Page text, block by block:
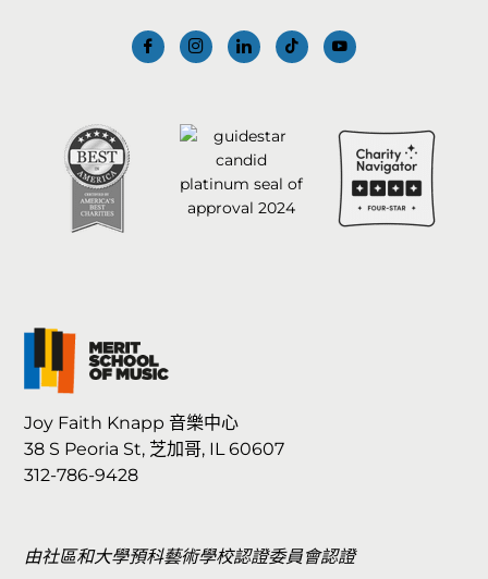
Joy Faith Knapp 音樂中心
38 S Peoria St, 芝加哥, IL 60607
312-786-9428
由社區和大學預科藝術學校認證委員會認證